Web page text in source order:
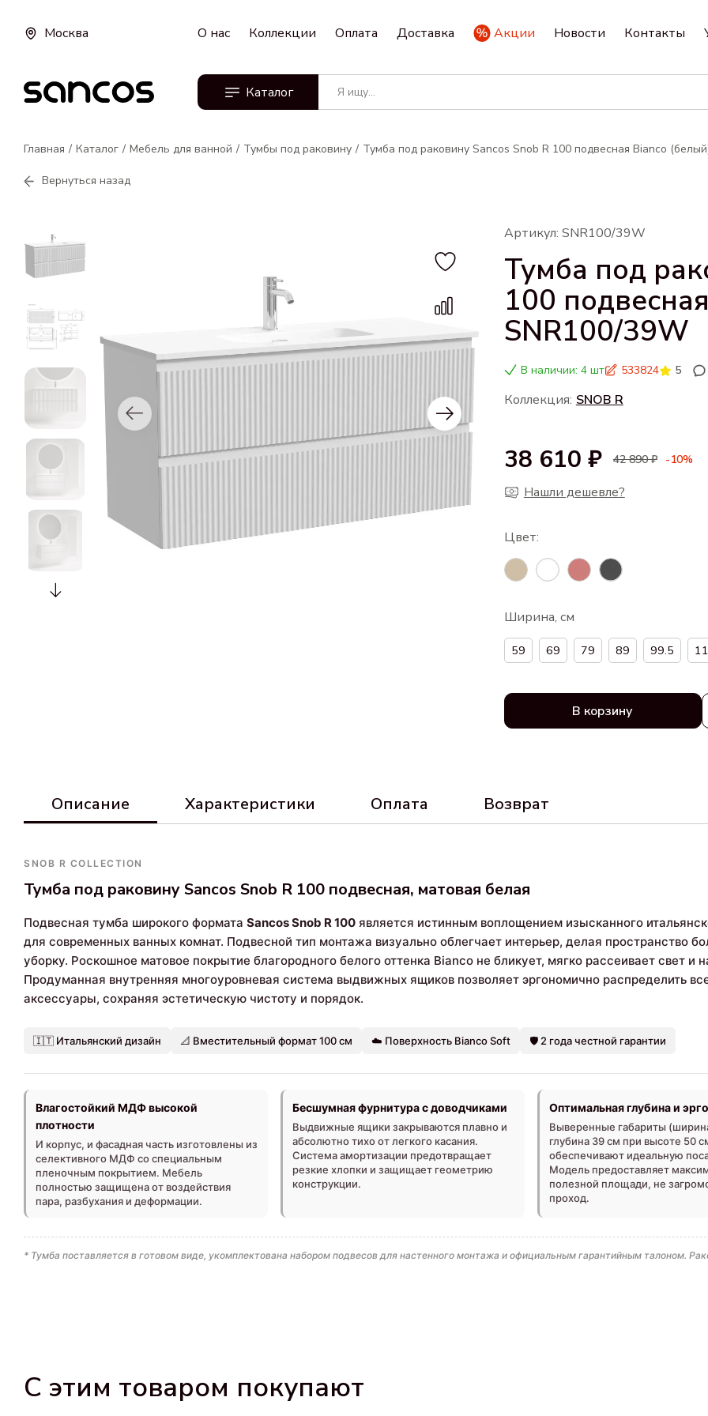
Москва О нас Коллекции Оплата Доставка Акции Новости Контакты
Каталог
Главная Каталог Мебель для ванной Тумбы под раковину Тумба под раковину Sancos Snob R 100 подвесная Bianco
Вернуться назад
Артикул: SNR100/39W
Тумба под
100
SNR100/39W
В наличии: 4 шт 533824 5
Коллекция: SNOB R
38 610 ₽ 42 890 ₽ -10%
Нашли дешевле?
Ширина, см
59 69 79 89 99.5
В корзину
Описание Характеристики Оплата Возврат
SNOB R COLLECTION
Тумба под раковину Sancos Snob R 100 подвесная, матовая белая
Подвесная тумба широкого формата Sancos Snob R 100 является истинным воплощением изысканного
для современных ванных комнат. Подвесной тип монтажа визуально облегчает интерьер, делая
уборку. Роскошное матовое покрытие благородного белого оттенка Bianco не бликует, мягко рассеивает свет
Продуманная внутренняя многоуровневая система выдвижных ящиков позволяет эргономично распределить
аксессуары, сохраняя эстетическую чистоту и порядок.
🇮🇹 Итальянский дизайн 📐 Вместительный формат 100 см ☁️ Поверхность Bianco Soft 🛡️ 2 года честной гарантии
Влагостойкий МДФ высокой
плотности
И корпус, и фасадная часть изготовлены из
селективного МДФ со специальным
пленочным покрытием. Мебель
полностью защищена от воздействия
пара, разбухания и деформации.
Бесшумная фурнитура с доводчиками
Выдвижные ящики закрываются плавно и
абсолютно тихо от легкого касания.
Система амортизации предотвращает
резкие хлопки и защищает геометрию
конструкции.
Оптимальная глубина и
Выверенные габариты
глубина 39 см при высоте 50
обеспечивают идеальную
Модель предоставляет
полезной площади, не
проход.
* Тумба поставляется в готовом виде, укомплектована набором подвесов для настенного монтажа и официальным гарантийным талоном.
С этим товаром покупают